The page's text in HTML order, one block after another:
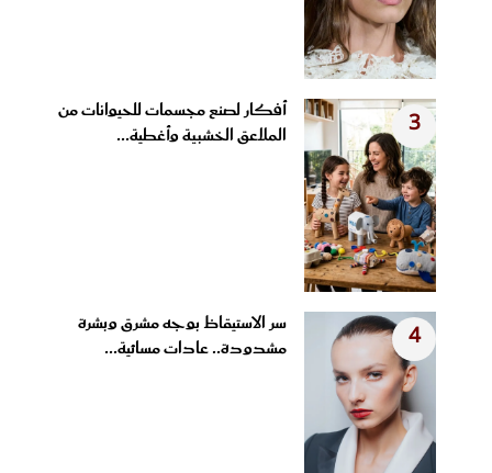
3
أفكار لصنع مجسمات للحيوانات من
الملاعق الخشبية وأغطية...
4
سر الاستيقاظ بوجه مشرق وبشرة
مشدودة.. عادات مسائية...